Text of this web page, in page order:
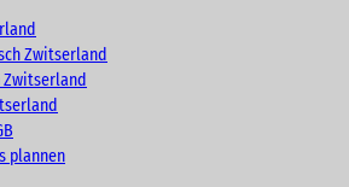
Zwitserland
Zwitserland
plannen